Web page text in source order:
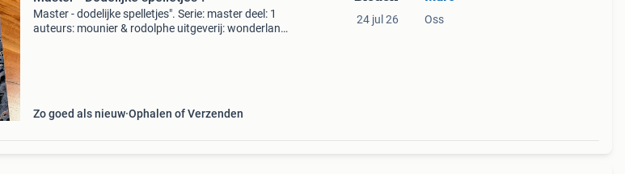
Master - dodelijke spelletjes". Serie: master deel: 1
auteurs: mounier & rodolphe uitgeverij: wonderland
Zo goed als nieuw Ophalen of Verzenden
24 jul 26 Oss